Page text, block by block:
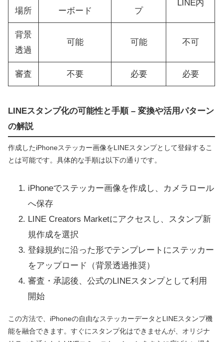
場所
ーボード
プ
LINE内
背景
透過
可能 可能 不可
審査 不要 必要 必要
LINEスタンプ化の可能性と手順 – 変換や活用パターン
の解説
作成したiPhoneステッカー画像をLINEスタンプとして登録するこ
とは可能です。具体的な手順は以下の通りです。
iPhoneでステッカー画像を作成し、カメラロール
へ保存
LINE Creators Marketにアクセスし、スタンプ新
規作成を選択
登録規約に沿った形でテンプレートにステッカー
をアップロード（背景透過推奨）
審査・承認後、公式のLINEスタンプとして利用
開始
この方法で、iPhoneの自由なステッカーデータとLINEスタンプ機
能を融合できます。すぐにスタンプ化はできませんが、オリジナ